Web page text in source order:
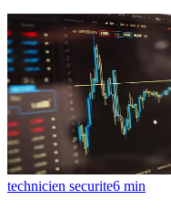
technicien securite6 min